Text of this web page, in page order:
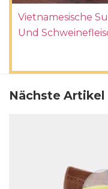
Vietnamesische
Und
Nächste Artikel